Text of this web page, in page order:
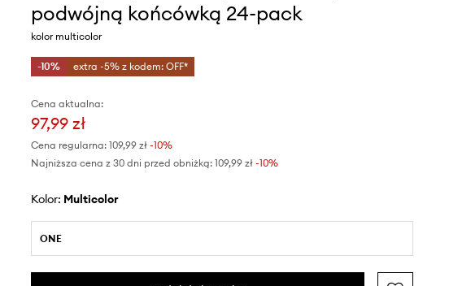
podwójną końcówką 24-pack
kolor multicolor
-10% extra -5% z kodem: OFF*
Cena aktualna:
97,99 zł
Cena regularna: 109,99 zł-10%
Najniższa cena z 30 dni przed obniżką: 109,99 zł -10%
Kolor: multicolor
ONE